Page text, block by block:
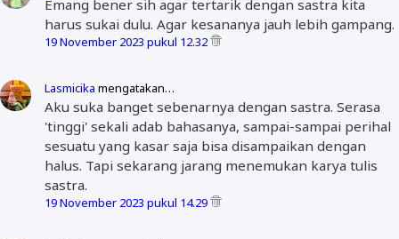
Emang bener sih agar tertarik dengan sastra kita
harus sukai dulu. Agar kesananya jauh lebih gampang.
19 November 2023 pukul 12.32
Lasmicika mengatakan…
Aku suka banget sebenarnya dengan sastra. Serasa
'tinggi' sekali adab bahasanya, sampai-sampai perihal
sesuatu yang kasar saja bisa disampaikan dengan
halus. Tapi sekarang jarang menemukan karya tulis
sastra.
19 November 2023 pukul 14.29